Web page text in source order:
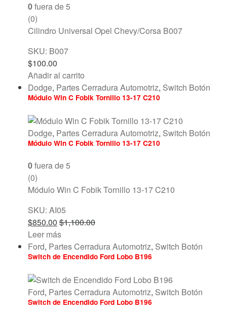
0fuera de 5
(0)
Cilindro Universal Opel Chevy/Corsa B007
SKU: B007
$100.00
Añadir al carrito
Dodge, Partes Cerradura Automotriz, Switch Botón
Módulo Win C Fobik Tornillo 13-17 C210
Dodge, Partes Cerradura Automotriz, Switch Botón
Módulo Win C Fobik Tornillo 13-17 C210
0fuera de 5
(0)
Módulo Win C Fobik Tornillo 13-17 C210
SKU: AI05
$850.00 $1,100.00
Leer más
Ford, Partes Cerradura Automotriz, Switch Botón
Switch de Encendido Ford Lobo B196
Ford, Partes Cerradura Automotriz, Switch Botón
Switch de Encendido Ford Lobo B196